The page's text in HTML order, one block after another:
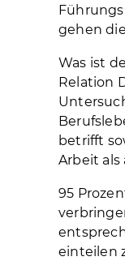
gehen
Was ist
Relation
betrifft
Arbeit als
95
einteilen